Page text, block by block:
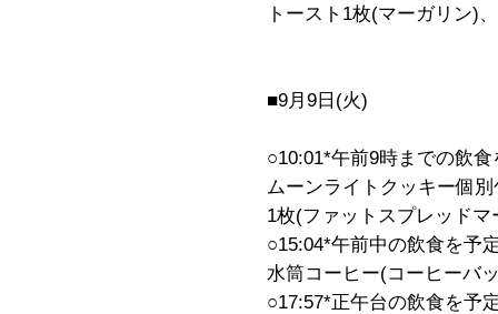
トースト1枚(マーガリン)
■9月9日(火)
○10:01*午前9時までの飲
ムーンライトクッキー個
1枚(ファットスプレッドマ
○15:04*午前中の飲食を予
水筒コーヒー(コーヒーバ
○17:57*正午台の飲食を予